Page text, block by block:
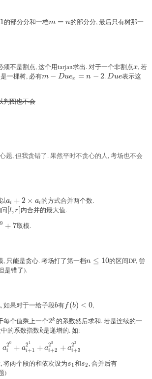
1的部分分和一档m=n
m = n的部分分, 最后只有树那一
须不是割点, 这个用tarjan求出. 对于一个非割点x
x, 若
一棵树, 必有m-Due_x=n-2
m − Duex = n − 2. Due
Due表示这
判图也不会
题, 但我贪错了. 果然平时不贪心的人, 考场也不会
a_i+2\times a_i
ai + 2 × ai 的方式合并两个数.
[l,r]
[l, r]内合并的最大值.
9 + 7取模.
, 只能是贪心. 考场打了第一档n\leq10
n ≤ 10的区间DP, 尝
是错了).
如果对于一给子段b
b有f(b)<0
f (b) < 0,
每个值乘上一个2^k
2k 的系数然后求和. 若是连续的一
的系数指数k
k是递增的. 如:
ai
20 + ai+1
21 + ai+2
22 + ai+3
23
将两个段的和依次设为s_1
s1和s_2
s2, 合并后有
)